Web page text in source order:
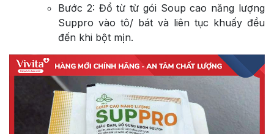
Bước 2: Đổ từ từ gói Soup cao năng lượng
Suppro vào tô/ bát và liên tục khuấy đều
đến khi bột mịn.